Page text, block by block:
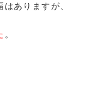
ありますが、
。